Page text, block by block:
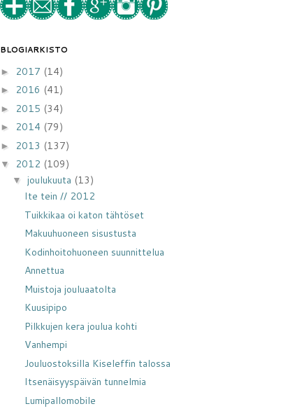
BLOGIARKISTO
►
2017 (14)
► 2016 (41)
► 2015 (34)
► 2014 (79)
► 2013 (137)
▼ 2012 (109)
▼ joulukuuta (13)
Ite tein // 2012
Tuikkikaa oi katon tähtöset
Makuuhuoneen sisustusta
Kodinhoitohuoneen suunnittelua
Annettua
Muistoja jouluaatolta
Kuusipipo
Pilkkujen kera joulua kohti
Vanhempi
Jouluostoksilla Kiseleffin talossa
Itsenäisyyspäivän tunnelmia
Lumipallomobile